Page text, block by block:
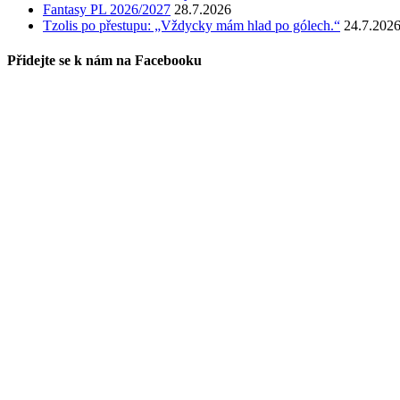
Fantasy PL 2026/2027 28.7.2026
Tzolis po přestupu: „Vždycky mám hlad po gólech.“ 24.7.2026
Přidejte se k nám na Facebooku